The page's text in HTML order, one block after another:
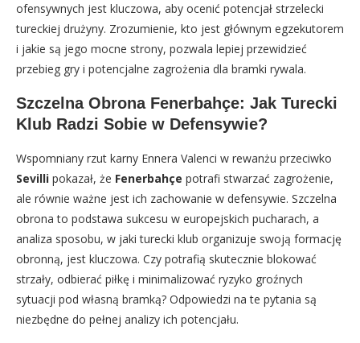
ofensywnych jest kluczowa, aby ocenić potencjał strzelecki
tureckiej drużyny. Zrozumienie, kto jest głównym egzekutorem
i jakie są jego mocne strony, pozwala lepiej przewidzieć
przebieg gry i potencjalne zagrożenia dla bramki rywala.
Szczelna Obrona Fenerbahçe: Jak Turecki
Klub Radzi Sobie w Defensywie?
Wspomniany rzut karny Ennera Valenci w rewanżu przeciwko
Sevilli pokazał, że Fenerbahçe potrafi stwarzać zagrożenie,
ale równie ważne jest ich zachowanie w defensywie. Szczelna
obrona to podstawa sukcesu w europejskich pucharach, a
analiza sposobu, w jaki turecki klub organizuje swoją formację
obronną, jest kluczowa. Czy potrafią skutecznie blokować
strzały, odbierać piłkę i minimalizować ryzyko groźnych
sytuacji pod własną bramką? Odpowiedzi na te pytania są
niezbędne do pełnej analizy ich potencjału.